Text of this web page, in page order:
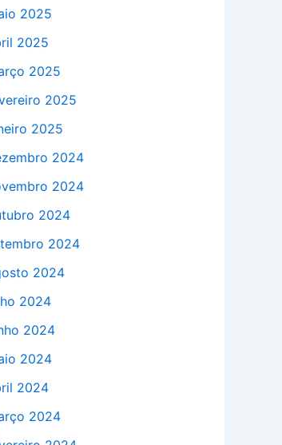
2025
2025
2025
2025
2025
2024
2024
2024
2024
2024
2024
2024
2024
2024
2024